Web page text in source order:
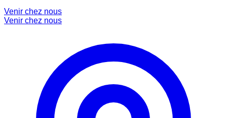
Venir chez nous
Venir chez nous